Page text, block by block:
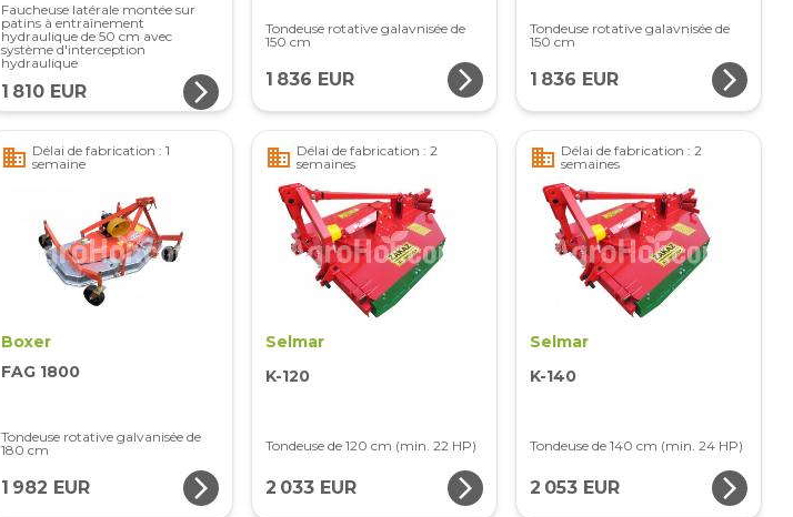
Faucheuse latérale montée sur
patins à entraînement
hydraulique de 50 cm avec
système d'interception
hydraulique
1 810 EUR arrow_forward_ios
Tondeuse rotative galavnisée de
150 cm
1 836 EUR arrow_forward_ios
Tondeuse rotative galavnisée de
150 cm
1 836 EUR arrow_forward_ios
business Délai de fabrication : 1
semaine
Boxer
FAG 1800
Tondeuse rotative galvanisée de
180 cm
1 982 EUR arrow_forward_ios
business Délai de fabrication : 2
semaines
Selmar
K-120
Tondeuse de 120 cm (min. 22 HP)
2 033 EUR arrow_forward_ios
business Délai de fabrication : 2
semaines
Selmar
K-140
Tondeuse de 140 cm (min. 24 HP)
2 053 EUR arrow_forward_ios